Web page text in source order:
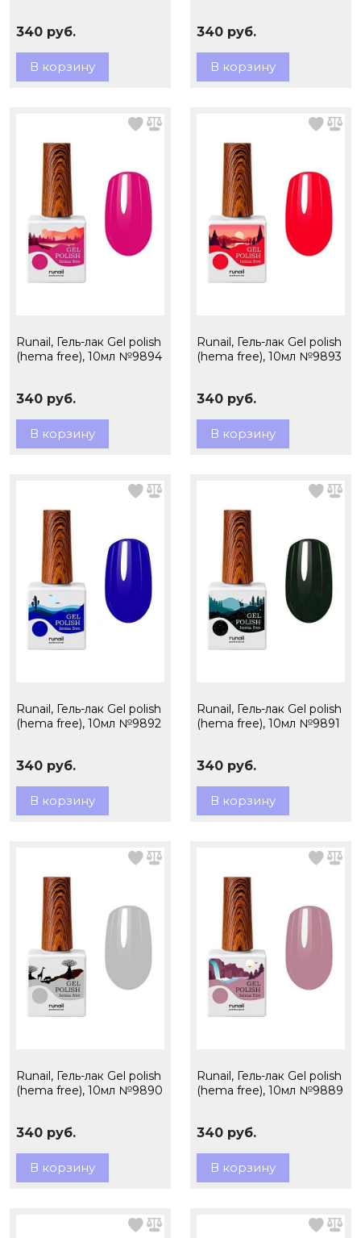
340 руб.
В корзину
340 руб.
В корзину
Runail, Гель-лак Gel polish
(hema free), 10мл №9894
340 руб.
В корзину
Runail, Гель-лак Gel polish
(hema free), 10мл №9893
340 руб.
В корзину
Runail, Гель-лак Gel polish
(hema free), 10мл №9892
340 руб.
В корзину
Runail, Гель-лак Gel polish
(hema free), 10мл №9891
340 руб.
В корзину
Runail, Гель-лак Gel polish
(hema free), 10мл №9890
340 руб.
В корзину
Runail, Гель-лак Gel polish
(hema free), 10мл №9889
340 руб.
В корзину